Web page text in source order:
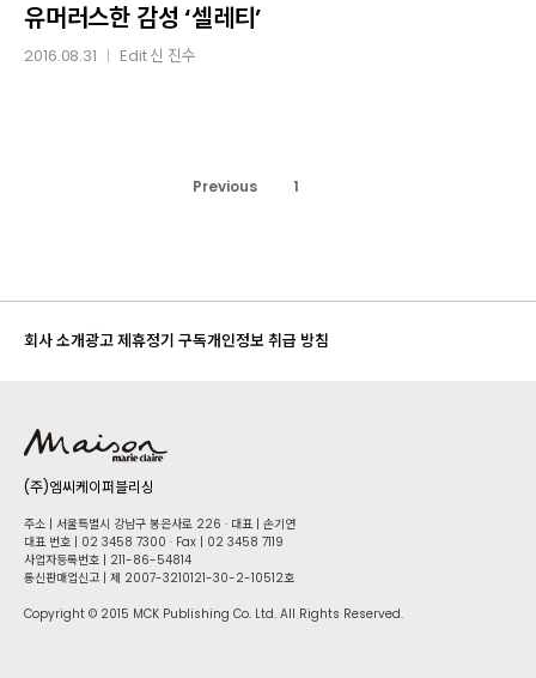
감성
‘셀레티’
유머러스한 감성 ‘셀레티’
2016.08.31 Edit신 진수
Previous 1
회사 소개광고 제휴정기 구독개인정보 취급 방침
(주)엠씨케이퍼블리싱
주소 | 서울특별시 강남구 봉은사로 226 · 대표 | 손기연
대표 번호 | 02 34​58 7300 · Fax | 02 34​58 7119
사업자등록번호 | 211-86-5​4814
통신판매업신고 | 제 2007-3210121-30-2-10512호
Copyright © 2015 MCK Publishing Co. Ltd. All Rights Reserved.